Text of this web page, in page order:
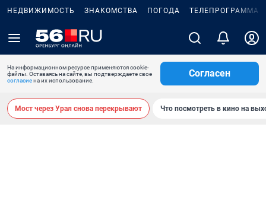
НЕДВИЖИМОСТЬ ЗНАКОМСТВА ПОГОДА ТЕЛЕПРОГРАММА
На информационном ресурсе применяются cookie-
файлы. Оставаясь на сайте, вы подтверждаете свое
согласиена их использование.
Согласен
Мост через Урал снова перекрывают Что посмотреть в кино на